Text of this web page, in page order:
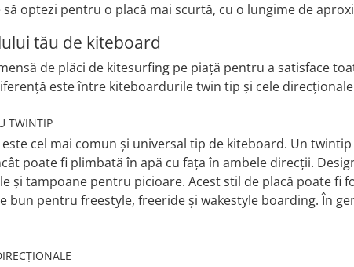
optezi pentru o placă mai scurtă, cu o lungime de
tău de kiteboard
de plăci de kitesurfing pe piață pentru a satisface
este între kiteboardurile twin tip și cele
TWINTIP
este cel mai comun și universal tip de kiteboard. Un
poate fi plimbată în apă cu fața în ambele direcții.
și tampoane pentru picioare. Acest stil de placă poate
bun pentru freestyle, freeride și wakestyle boarding. În